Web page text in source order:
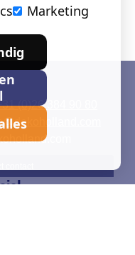
(0)26 384 90 80
Marketing